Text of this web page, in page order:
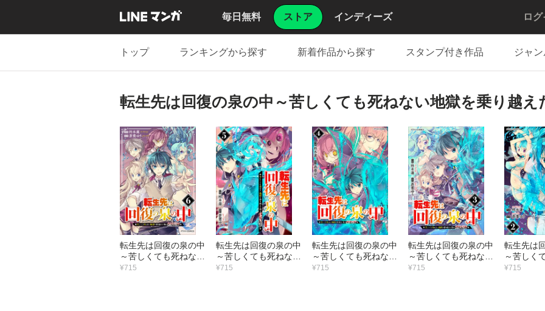
毎日無料 ストア インディーズ ロ
トップ ランキングから探す 新着作品から探す スタンプ付き作品 ジャ
転生先は回復の泉の中～苦しくても死ねない地獄を乗り越え
転生先は回復の泉の中
～苦しくても死ねない
地獄を乗り越えた俺は
¥715
転生先は回復の泉の中
～苦しくても死ねない
地獄を乗り越えた俺は
¥715
転生先は回復の泉の中
～苦しくても死ねない
地獄を乗り越えた俺は
¥715
転生先は回復の泉の中
～苦しくても死ねない
地獄を乗り越えた俺は
¥715
転生先は
～苦しく
地獄を乗
¥715